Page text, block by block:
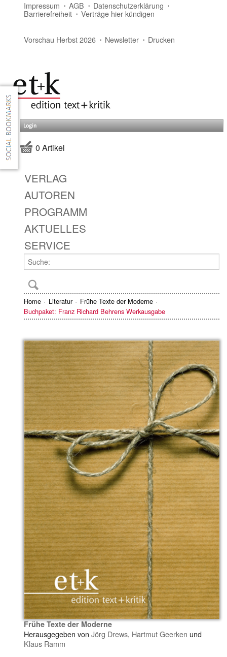
Impressum AGB Datenschutzerklärung
Barrierefreiheit Verträge hier kündigen
Vorschau Herbst 2026 Newsletter Drucken
Login
0 Artikel
VERLAG
AUTOREN
PROGRAMM
AKTUELLES
SERVICE
Home Literatur
Frühe Texte der Moderne
Buchpaket: Franz Richard Behrens Werkausgabe
Frühe Texte der Moderne
Herausgegeben von Jörg Drews, Hartmut Geerken und
Klaus Ramm